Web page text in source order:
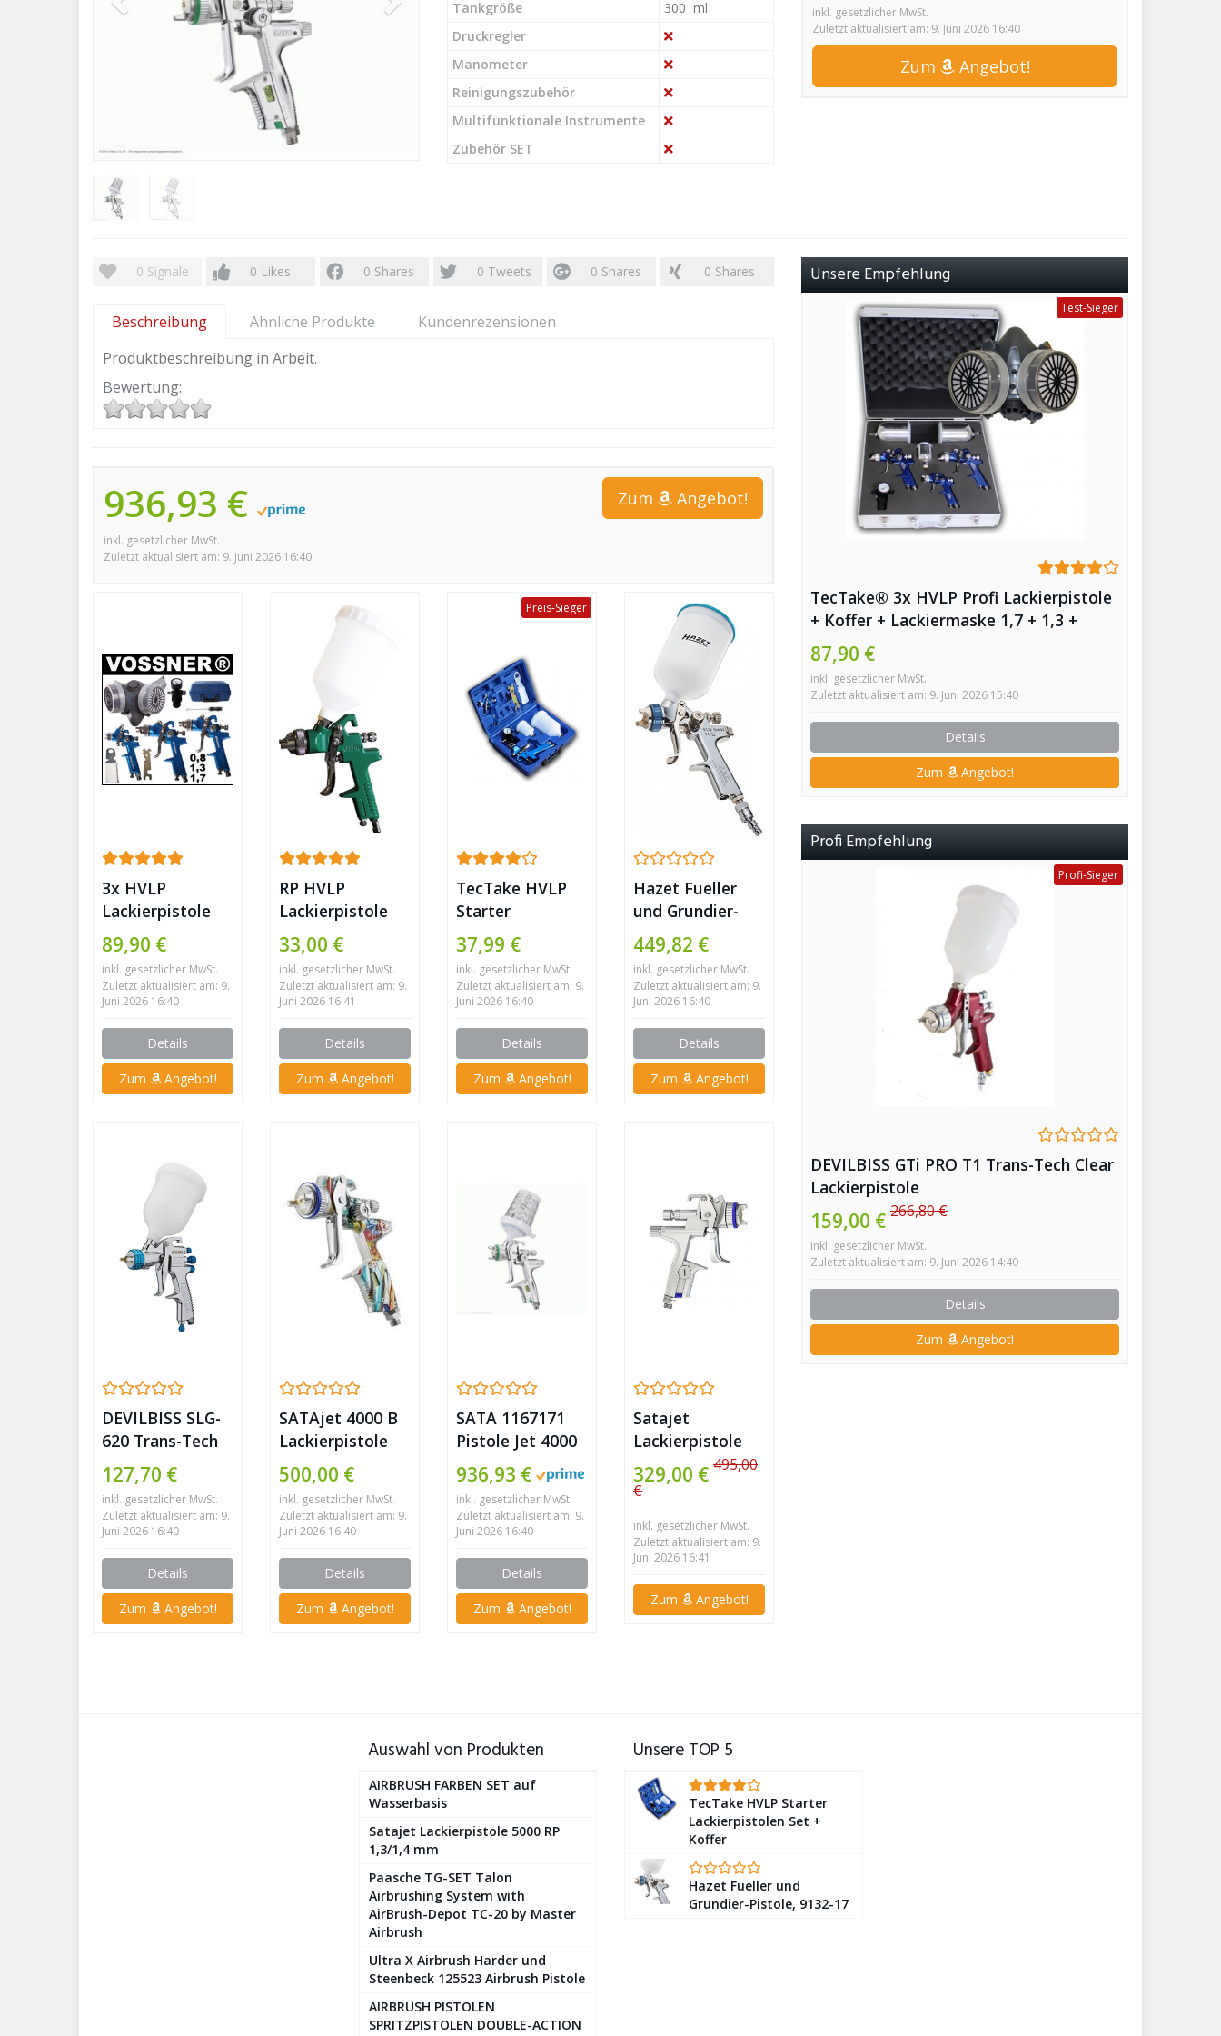
inkl. gesetzlicher MwSt.
Zuletzt aktualisiert am: 9. Juni 2026 16:40
Zum Angebot!
Tankgröße
300 ml
Druckregler
Manometer
Reinigungszubehör
Multifunktionale Instrumente
Zubehör SET
0 Signale 0 Likes 0 Shares 0 Tweets 0 Shares 0 Shares
Beschreibung Ähnliche Produkte
Kundenrezensionen
Produktbeschreibung in Arbeit.
Bewertung:
936,93 €
inkl. gesetzlicher MwSt.
Zuletzt aktualisiert am: 9. Juni 2026 16:40
Zum Angebot!
3x HVLP
Lackierpistole
0,8mm + 1,3mm
+ 1,7mm +
Lackiermaske
89,90 €
inkl. gesetzlicher MwSt.
Zuletzt aktualisiert am: 9.
Juni 2026 16:40
Details
Zum Angebot!
RP HVLP
Lackierpistole
Sprühpistole RP
Spritzpistole für
Autolack
(Düsengröße:
2,0mm)
33,00 €
inkl. gesetzlicher MwSt.
Zuletzt aktualisiert am: 9.
Juni 2026 16:41
Details
Zum Angebot!
Preis-Sieger
TecTake HVLP
Starter
Lackierpistolen
Set + Koffer
37,99 €
inkl. gesetzlicher MwSt.
Zuletzt aktualisiert am: 9.
Juni 2026 16:40
Details
Zum Angebot!
Hazet Fueller
und Grundier-
Pistole, 9132-17
449,82 €
inkl. gesetzlicher MwSt.
Zuletzt aktualisiert am: 9.
Juni 2026 16:40
Details
Zum Angebot!
DEVILBISS SLG-
620 Trans-Tech
Lackierpistolen
„StartingLine“
(Düsengröße:
1,3mm)
127,70 €
inkl. gesetzlicher MwSt.
Zuletzt aktualisiert am: 9.
Juni 2026 16:40
Details
Zum Angebot!
SATAjet 4000 B
Lackierpistole
Surfer Special
Edition
500,00 €
inkl. gesetzlicher MwSt.
Zuletzt aktualisiert am: 9.
Juni 2026 16:40
Details
Zum Angebot!
SATA 1167171
Pistole Jet 4000
B HVLP-
Standard-Düse
mit Näpfen R 1,3
936,93 €
inkl. gesetzlicher MwSt.
Zuletzt aktualisiert am: 9.
Juni 2026 16:40
Details
Zum Angebot!
Satajet
Lackierpistole
5000 RP
1,3/1,4 mm
329,00 € 495,00
€
inkl. gesetzlicher MwSt.
Zuletzt aktualisiert am: 9.
Juni 2026 16:41
Zum Angebot!
Unsere Empfehlung
Test-Sieger
TecTake® 3x HVLP Profi Lackierpistole
+ Koffer + Lackiermaske 1,7 + 1,3 +
0,8mm
87,90 €
inkl. gesetzlicher MwSt.
Zuletzt aktualisiert am: 9. Juni 2026 15:40
Details
Zum Angebot!
Profi Empfehlung
Profi-Sieger
DEVILBISS GTi PRO T1 Trans-Tech Clear
Lackierpistole
159,00 € 266,80 €
inkl. gesetzlicher MwSt.
Zuletzt aktualisiert am: 9. Juni 2026 14:40
Details
Zum Angebot!
Auswahl von Produkten
AIRBRUSH FARBEN SET auf
Wasserbasis
Satajet Lackierpistole 5000 RP
1,3/1,4 mm
Paasche TG-SET Talon
Airbrushing System with
AirBrush-Depot TC-20 by Master
Airbrush
Ultra X Airbrush Harder und
Steenbeck 125523 Airbrush Pistole
AIRBRUSH PISTOLEN
SPRITZPISTOLEN DOUBLE-ACTION
Unsere TOP 5
TecTake HVLP Starter
Lackierpistolen Set +
Koffer
Hazet Fueller und
Grundier-Pistole, 9132-17